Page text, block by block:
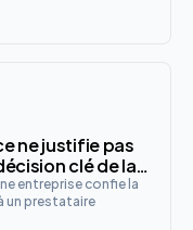
ne justifie pas
clé de la
entreprise confie la
un prestataire